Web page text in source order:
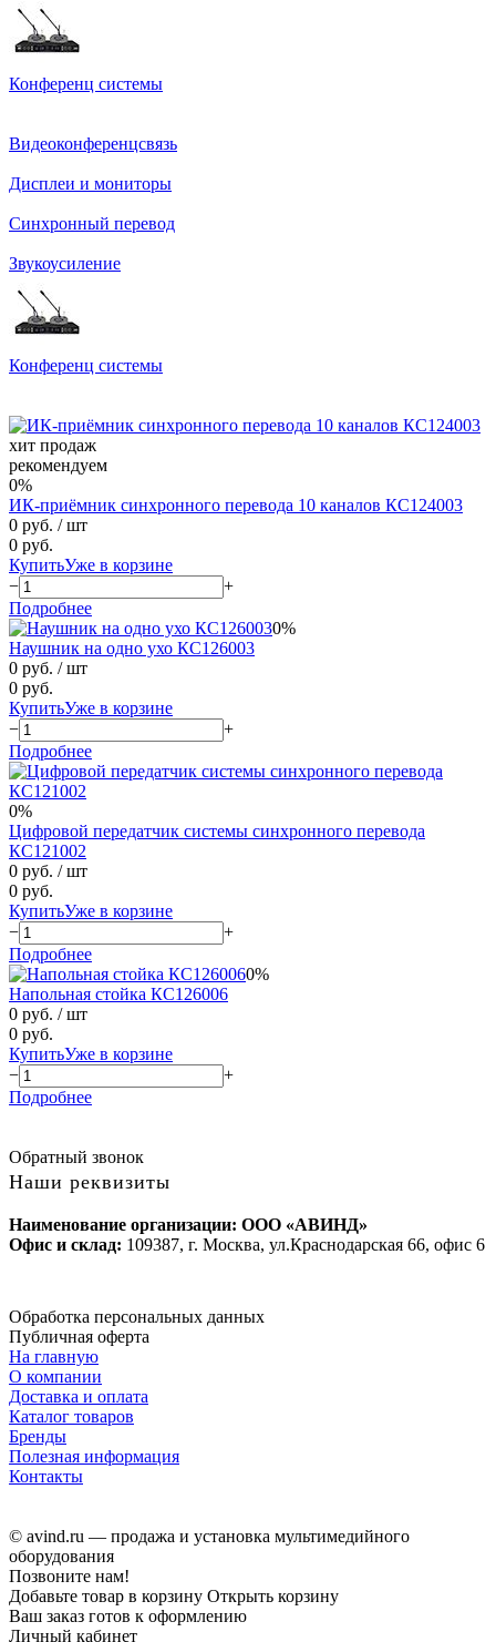
Конференц системы
Видеоконференцсвязь
Дисплеи и мониторы
Синхронный перевод
Звукоусиление
Конференц системы
хит продаж
рекомендуем
0%
ИК-приёмник синхронного перевода 10 каналов КС124003
0 руб. / шт
0 руб.
КупитьУже в корзине
−
+
Подробнее
0%
Наушник на одно ухо КС126003
0 руб. / шт
0 руб.
КупитьУже в корзине
−
+
Подробнее
0%
Цифровой передатчик системы синхронного перевода
КС121002
0 руб. / шт
0 руб.
КупитьУже в корзине
−
+
Подробнее
0%
Напольная стойка КС126006
0 руб. / шт
0 руб.
КупитьУже в корзине
−
+
Подробнее
Обратный звонок
Наши реквизиты
Наименование организации: ООО «АВИНД»
Офис и склад: 109387, г. Москва, ул.Краснодарская 66, офис 6
Обработка персональных данных
Публичная оферта
На главную
О компании
Доставка и оплата
Каталог товаров
Бренды
Полезная информация
Контакты
© avind.ru — продажа и установка мультимедийного
оборудования
Позвоните нам!
Добавьте товар в корзину Открыть корзину
Ваш заказ готов к оформлению
Личный кабинет